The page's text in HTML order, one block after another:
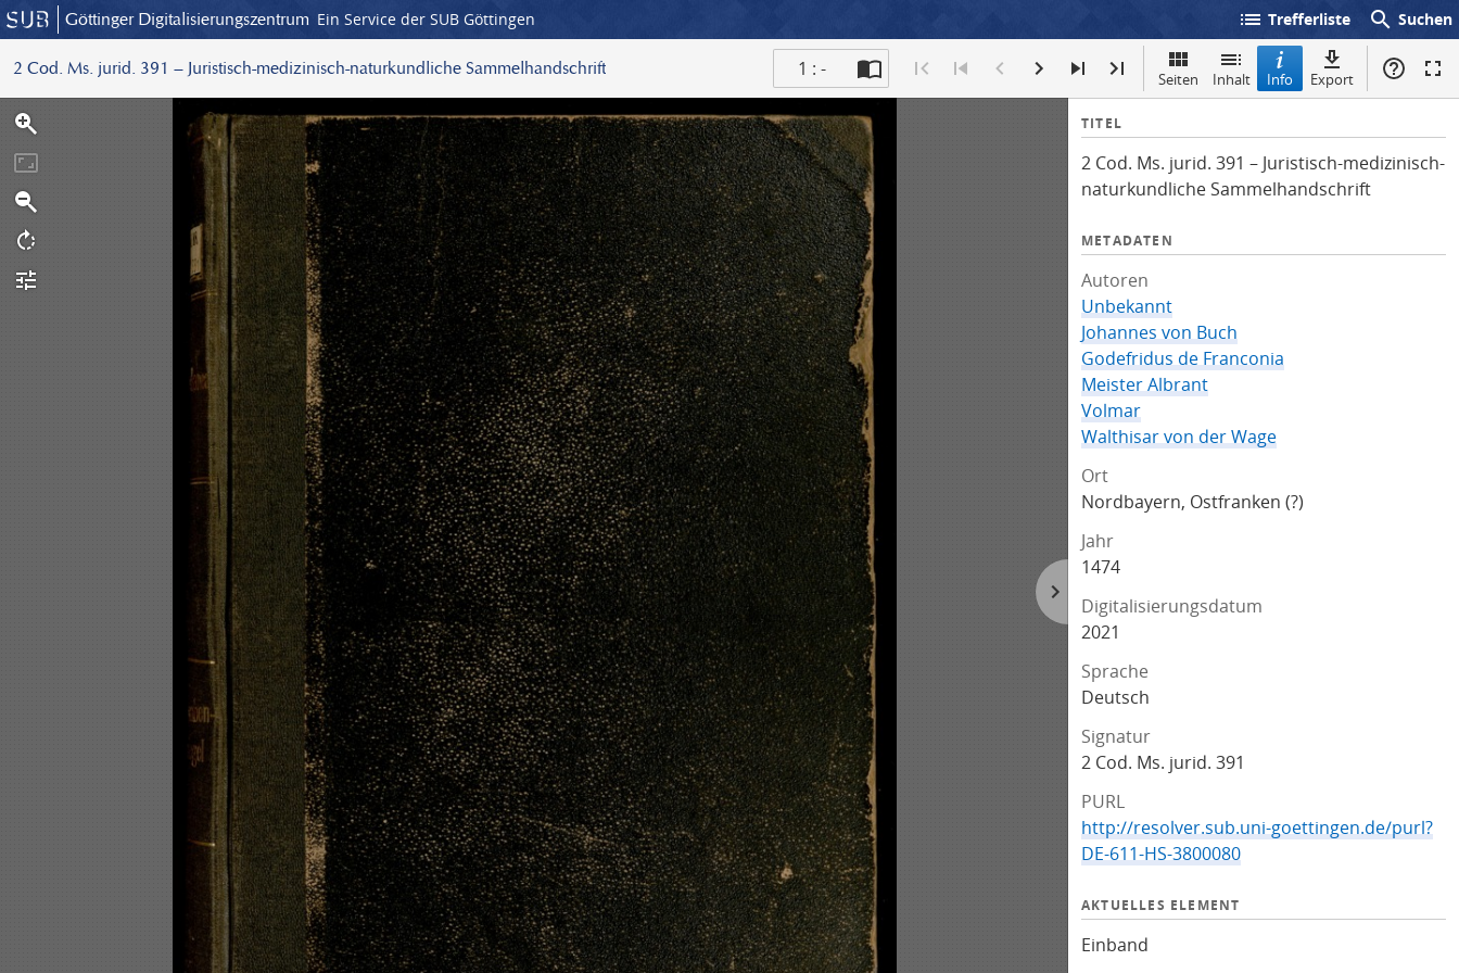
Göttinger Digitalisierungszentrum Ein Service der SUB Göttingen list Trefferliste search Suchen
2 Cod. Ms. jurid. 391 – Juristisch-medizinisch-naturkundliche Sammelhandschrift 1 : - Seiten Inhalt Info Export
I
f
o
TITEL
2 Cod. Ms. jurid. 391 – Juristisch-medizinisch-
naturkundliche Sammelhandschrift
METADATEN
Autoren
Unbekannt
Johannes von Buch
Godefridus de Franconia
Meister Albrant
Volmar
Walthisar von der Wage
Ort
Nordbayern, Ostfranken (?)
Jahr
1474
Digitalisierungsdatum
2021
Sprache
Deutsch
Signatur
2 Cod. Ms. jurid. 391
PURL
http://resolver.sub.uni-goettingen.de/purl?
DE-611-HS-3800080
AKTUELLES ELEMENT
Einband